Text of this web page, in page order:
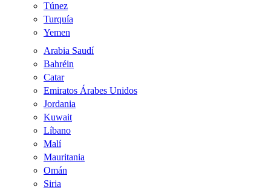
Túnez
Turquía
Yemen
Arabia Saudí
Bahréin
Catar
Emiratos Árabes Unidos
Jordania
Kuwait
Líbano
Malí
Mauritania
Omán
Siria